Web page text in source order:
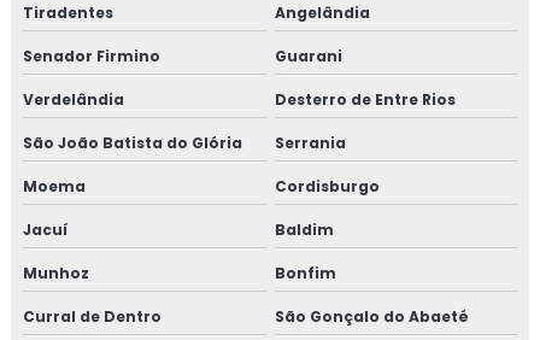
Tiradentes Angelândia
Senador Firmino Guarani
Verdelândia Desterro de Entre Rios
São João Batista do Glória Serrania
Moema Cordisburgo
Jacuí Baldim
Munhoz Bonfim
Curral de Dentro São Gonçalo do Abaeté